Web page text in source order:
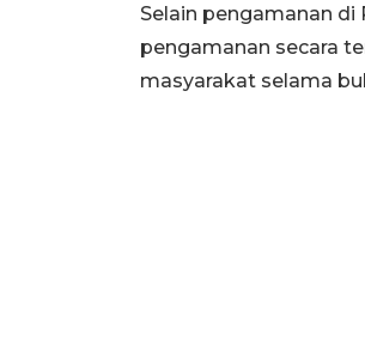
Selain pengamanan
pengamanan secara
masyarakat selama